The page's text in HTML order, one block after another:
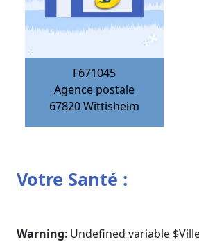
F671045
Agence postale
67820Wittisheim
Votre Santé :
Warning: Undefined variable